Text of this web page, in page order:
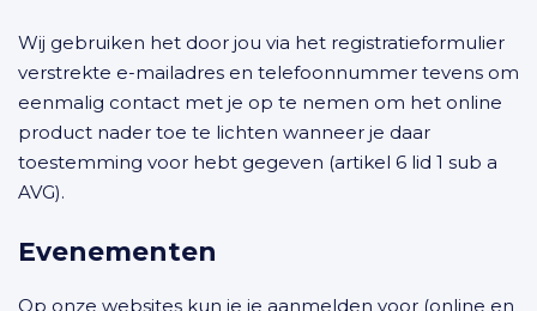
Wij gebruiken het door jou via het registratieformulier
verstrekte e-mailadres en telefoonnummer tevens om
eenmalig contact met je op te nemen om het online
product nader toe te lichten wanneer je daar
toestemming voor hebt gegeven (artikel 6 lid 1 sub a
AVG).
Evenementen
Op onze websites kun je je aanmelden voor (online en